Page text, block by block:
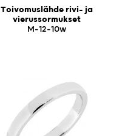
Toivomuslähde rivi- ja
vierussormukset
M-12-10w